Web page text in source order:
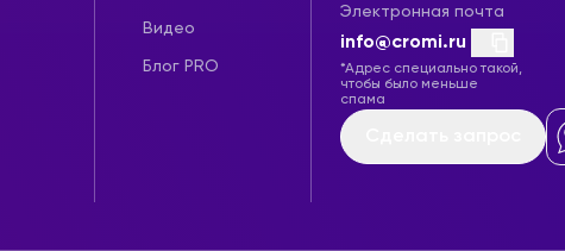
Видео
Блог PRO
Электронная почта
info@cromi.ru
*Адрес специально такой,
чтобы было меньше
спама